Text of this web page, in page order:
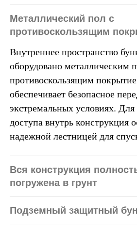
Металлический пол с
противоскользящим
Внутреннее пространство
оборудовано металлическим
противоскользящим
обеспечивает безопасное
экстремальных условиях. Для
доступа внутрь конструкция
надежной лестницей для
Вся конструкция
погружена в грунт
Подземный защитный